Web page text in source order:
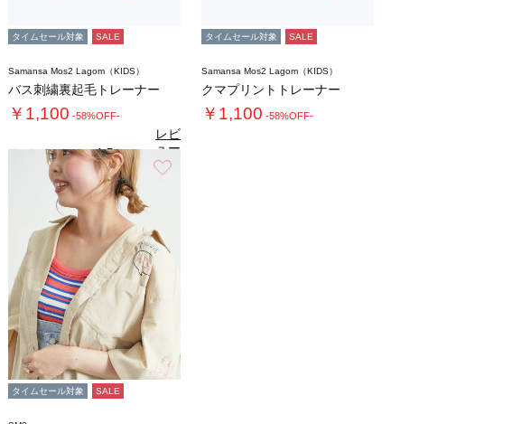
タイムセール対象 SALE
Samansa Mos2 Lagom（KIDS）
バス刺繍裏起毛トレーナー
￥1,100 -58%OFF-
4.5（2）
レビ
ュー
を見
る
タイムセール対象 SALE
Samansa Mos2 Lagom（KIDS）
クマプリントトレーナー
￥1,100 -58%OFF-
タイムセール対象 SALE